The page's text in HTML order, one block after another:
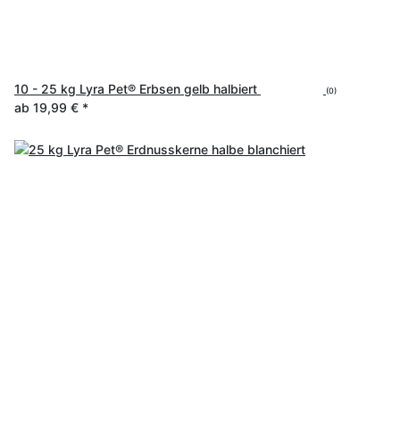
10 - 25 kg Lyra Pet® Erbsen gelb halbiert (0)
ab 19,99 € *